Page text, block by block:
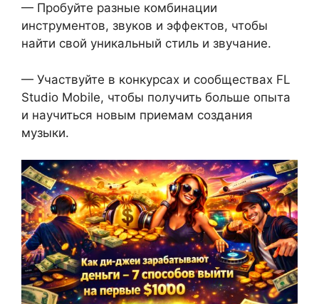
— Пробуйте разные комбинации
инструментов, звуков и эффектов, чтобы
найти свой уникальный стиль и звучание.
— Участвуйте в конкурсах и сообществах FL
Studio Mobile, чтобы получить больше опыта
и научиться новым приемам создания
музыки.